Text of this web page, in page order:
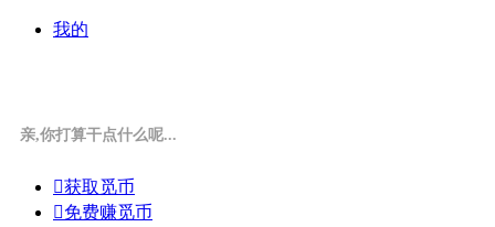
我的
亲,你打算干点什么呢...
获取觅币
免费赚觅币